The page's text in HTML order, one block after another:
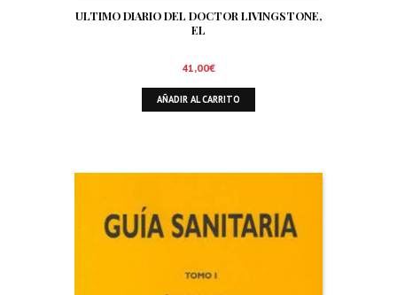
ULTIMO DIARIO DEL DOCTOR LIVINGSTONE,
EL
41,00€
AÑADIR AL CARRITO